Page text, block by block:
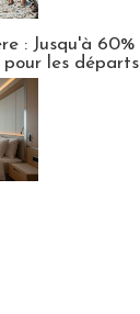
: Jusqu'à
pour les